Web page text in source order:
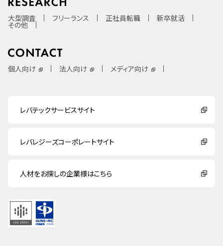
大型調査 フリーランス 正社員転職 新卒就活
その他
個人向け 法人向け メディア向け
レバテックサービスサイト
レバレジーズコーポレートサイト
人材をお探しの企業様はこちら